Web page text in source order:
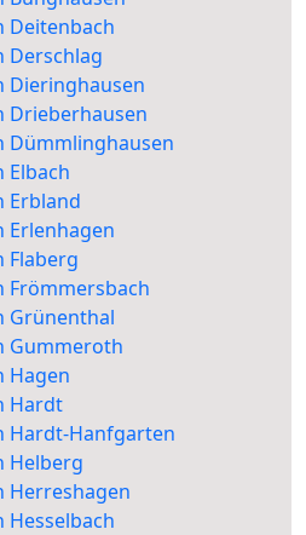
Deitenbach
Derschlag
Dieringhausen
Drieberhausen
Dümmlinghausen
Elbach
Erbland
Erlenhagen
Flaberg
Frömmersbach
Grünenthal
Gummeroth
Hagen
Hardt
Hardt-Hanfgarten
Helberg
Herreshagen
Hesselbach